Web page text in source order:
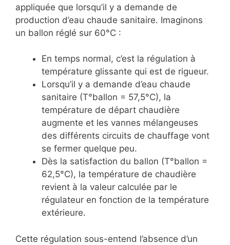
appliquée que lorsqu’il y a demande de
production d’eau chaude sanitaire. Imaginons
un ballon réglé sur 60°C :
En temps normal, c’est la régulation à
température glissante qui est de rigueur.
Lorsqu’il y a demande d’eau chaude
sanitaire (T°ballon = 57,5°C), la
température de départ chaudière
augmente et les vannes mélangeuses
des différents circuits de chauffage vont
se fermer quelque peu.
Dès la satisfaction du ballon (T°ballon =
62,5°C), la température de chaudière
revient à la valeur calculée par le
régulateur en fonction de la température
extérieure.
Cette régulation sous-entend l’absence d’un